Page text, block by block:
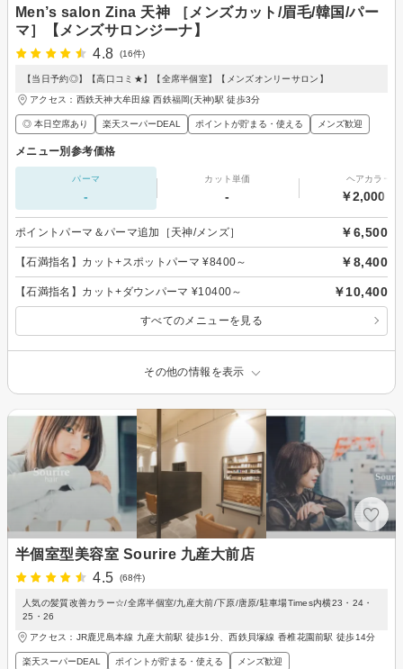
Men’s salon Zina 天神 ［メンズカット/眉毛/韓国/パー
マ］【メンズサロンジーナ】
4.8
(16件)
【当日予約◎】【高口コミ★】【全席半個室】【メンズオンリーサロン】
アクセス：西鉄天神大牟田線 西鉄福岡(天神)駅 徒歩3分
◎ 本日空席あり 楽天スーパーDEAL ポイントが貯まる・使える メンズ歓迎
メニュー別参考価格
パーマ
-
カット単価
-
ヘアカラー
￥2,000～
ポイントパーマ＆パーマ追加［天神/メンズ］ ￥6,500
【石満指名】カット+スポットパーマ ¥8400～ ￥8,400
【石満指名】カット+ダウンパーマ ¥10400～ ￥10,400
すべてのメニューを見る
その他の情報を表示
半個室型美容室 Sourire 九産大前店
4.5
(68件)
人気の髪質改善カラー☆/全席半個室/九産大前/下原/唐原/駐車場Times内横23・24・
25・26
アクセス：JR鹿児島本線 九産大前駅 徒歩1分、西鉄貝塚線 香椎花園前駅 徒歩14分
楽天スーパーDEAL ポイントが貯まる・使える メンズ歓迎